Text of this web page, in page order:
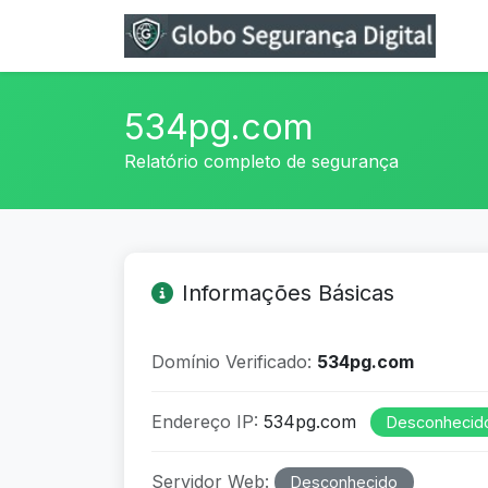
534pg.com
Relatório completo de segurança
Informações Básicas
Domínio Verificado: 534pg.com
Endereço IP: 534pg.com
Servidor Web: Desconhecido